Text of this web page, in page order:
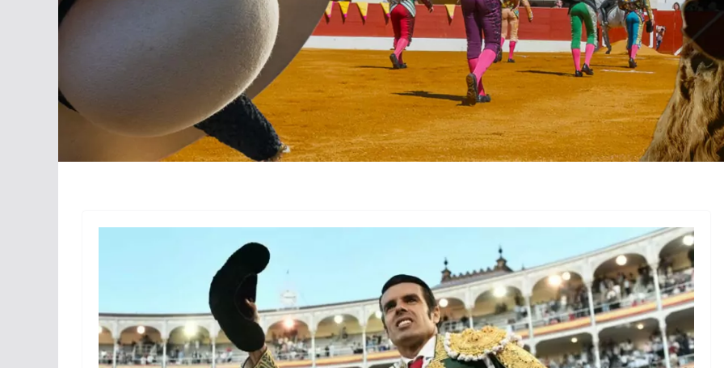
ACTUALITÉS TAURINES PHOTOS TAURINES 2026
Istres, l’ouverture en
ACTUALITÉS TAURINES PHOTOS TAURINES 2026
Bayonne, la corrida des